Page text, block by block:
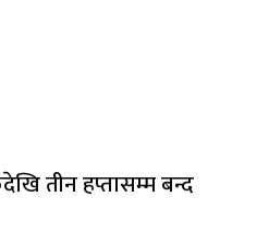
तीन हप्तासम्म बन्द